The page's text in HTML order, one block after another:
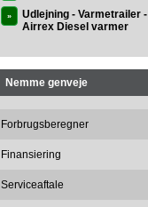
»
Udlejning - Varmetrailer -
Airrex Diesel varmer
Nemme genveje
Forbrugsberegner
Finansiering
Serviceaftale